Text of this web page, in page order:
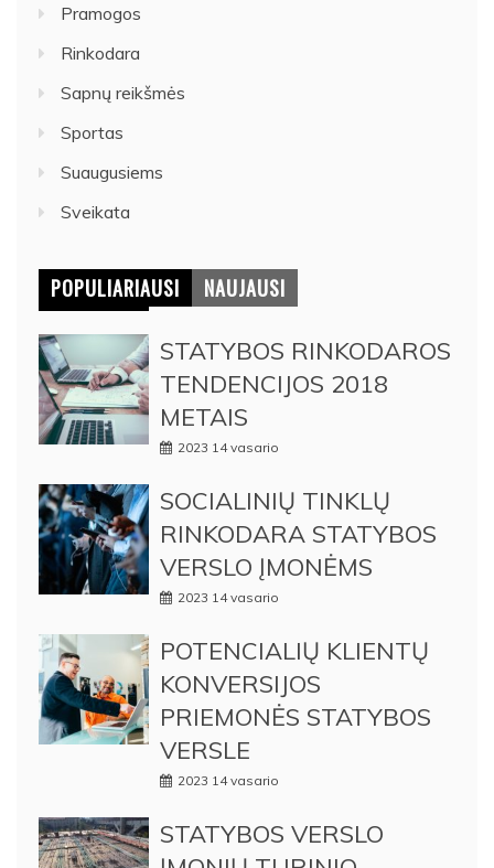
Pramogos
Rinkodara
Sapnų reikšmės
Sportas
Suaugusiems
Sveikata
POPULIARIAUSI NAUJAUSI
STATYBOS RINKODAROS
TENDENCIJOS 2018
METAIS
2023 14 vasario
SOCIALINIŲ TINKLŲ
RINKODARA STATYBOS
VERSLO ĮMONĖMS
2023 14 vasario
POTENCIALIŲ KLIENTŲ
KONVERSIJOS
PRIEMONĖS STATYBOS
VERSLE
2023 14 vasario
STATYBOS VERSLO